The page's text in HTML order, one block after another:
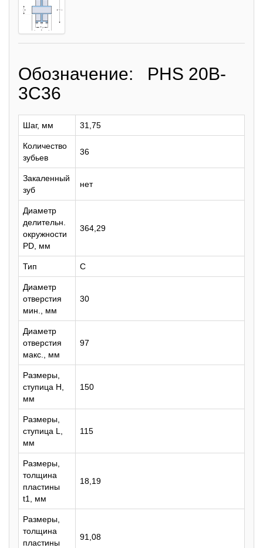
Обозначение: PHS 20B-
3C36
Шаг, мм 31,75
Количество
зубьев
36
Закаленный
зуб
нет
Диаметр
делительн.
окружности
PD, мм
364,29
Тип C
Диаметр
отверстия
мин., мм
30
Диаметр
отверстия
макс., мм
97
Размеры,
ступица H,
мм
150
Размеры,
ступица L,
мм
115
Размеры,
толщина
пластины
t1, мм
18,19
Размеры,
толщина
пластины
91,08